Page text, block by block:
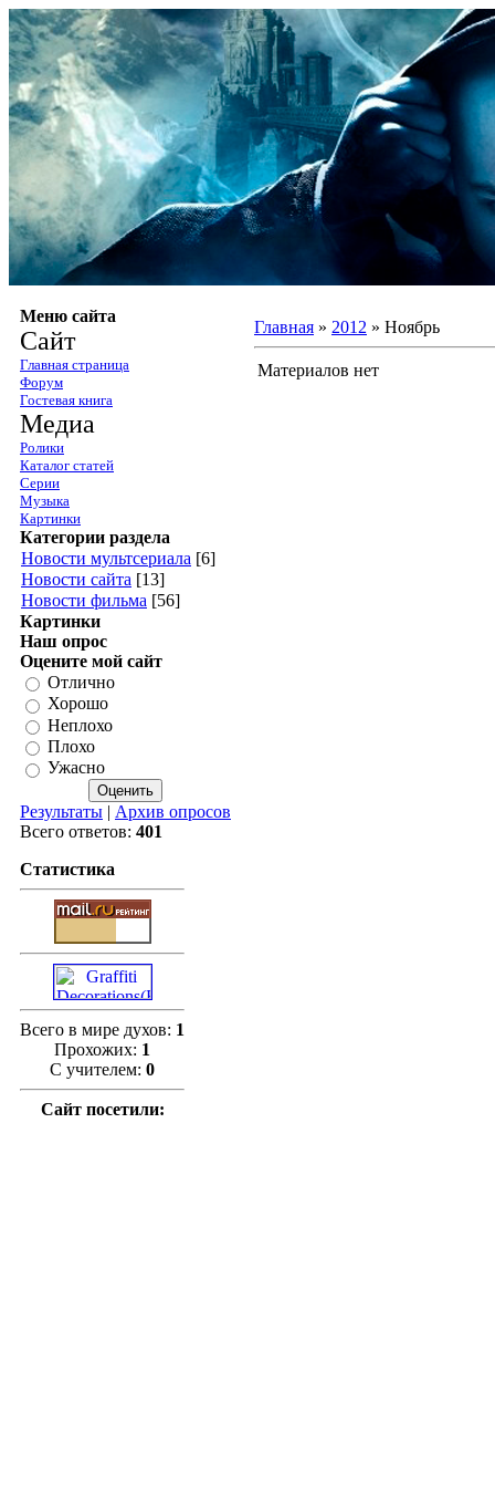
Меню сайта
Сайт
Главная страница
Форум
Гостевая книга
Медиа
Ролики
Каталог статей
Серии
Музыка
Картинки
Категории раздела
Новости мультсериала [6]
Новости сайта [13]
Новости фильма [56]
Картинки
Наш опрос
Оцените мой сайт
Отлично
Хорошо
Неплохо
Плохо
Ужасно
Результаты | Архив опросов
Всего ответов: 401
Статистика
Всего в мире духов: 1
Прохожих: 1
С учителем: 0
Сайт посетили:
Главная » 2012 » Ноябрь
Материалов нет